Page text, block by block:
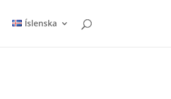
Íslenska